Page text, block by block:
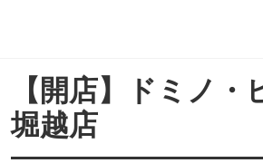
【開店】ドミノ・
堀越店